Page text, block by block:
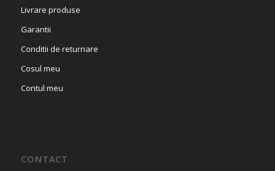
Livrare produse
Garantii
Conditii de returnare
Cosul meu
Contul meu
CONTACT